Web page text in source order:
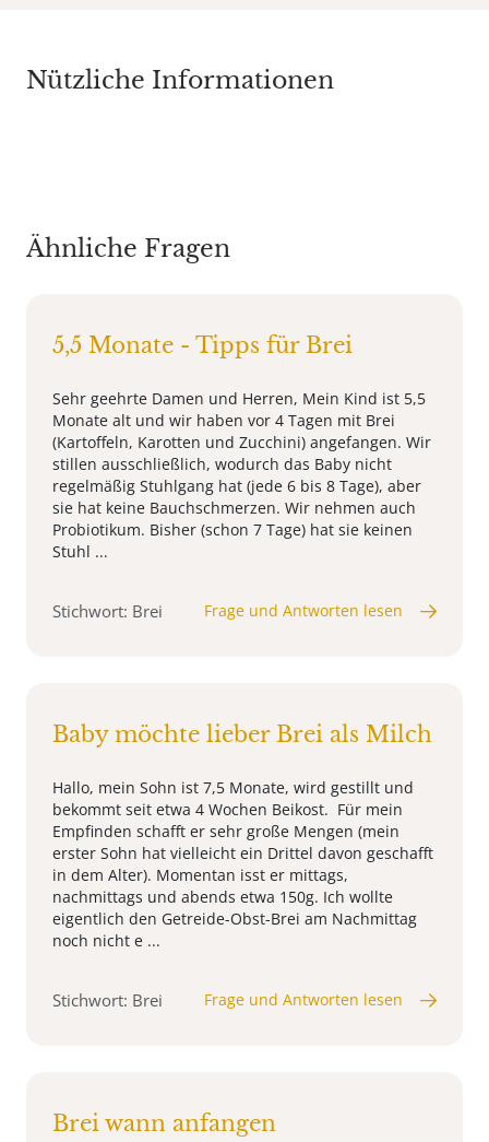
Nützliche Informationen
Ähnliche Fragen
5,5 Monate - Tipps für Brei
Sehr geehrte Damen und Herren, Mein Kind ist 5,5
Monate alt und wir haben vor 4 Tagen mit Brei
(Kartoffeln, Karotten und Zucchini) angefangen. Wir
stillen ausschließlich, wodurch das Baby nicht
regelmäßig Stuhlgang hat (jede 6 bis 8 Tage), aber
sie hat keine Bauchschmerzen. Wir nehmen auch
Probiotikum. Bisher (schon 7 Tage) hat sie keinen
Stuhl ...
Stichwort: Brei Frage und Antworten lesen
Baby möchte lieber Brei als Milch
Hallo, mein Sohn ist 7,5 Monate, wird gestillt und
bekommt seit etwa 4 Wochen Beikost. Für mein
Empfinden schafft er sehr große Mengen (mein
erster Sohn hat vielleicht ein Drittel davon geschafft
in dem Alter). Momentan isst er mittags,
nachmittags und abends etwa 150g. Ich wollte
eigentlich den Getreide-Obst-Brei am Nachmittag
noch nicht e ...
Stichwort: Brei Frage und Antworten lesen
Brei wann anfangen